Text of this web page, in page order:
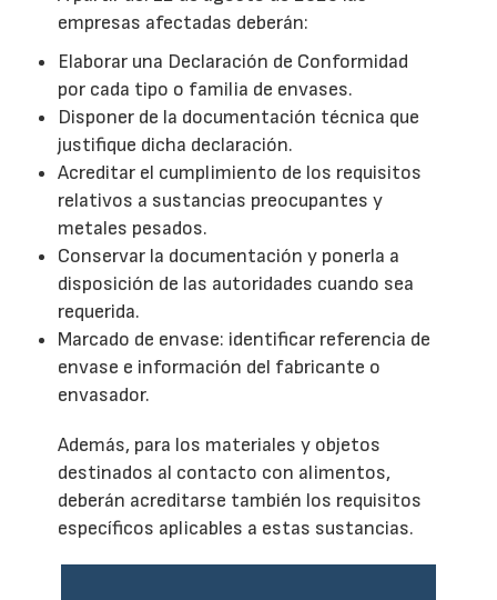
empresas afectadas deberán:
Elaborar una Declaración de Conformidad
por cada tipo o familia de envases.
Disponer de la documentación técnica que
justifique dicha declaración.
Acreditar el cumplimiento de los requisitos
relativos a sustancias preocupantes y
metales pesados.
Conservar la documentación y ponerla a
disposición de las autoridades cuando sea
requerida.
Marcado de envase: identificar referencia de
envase e información del fabricante o
envasador.
Además, para los materiales y objetos
destinados al contacto con alimentos,
deberán acreditarse también los requisitos
específicos aplicables a estas sustancias.